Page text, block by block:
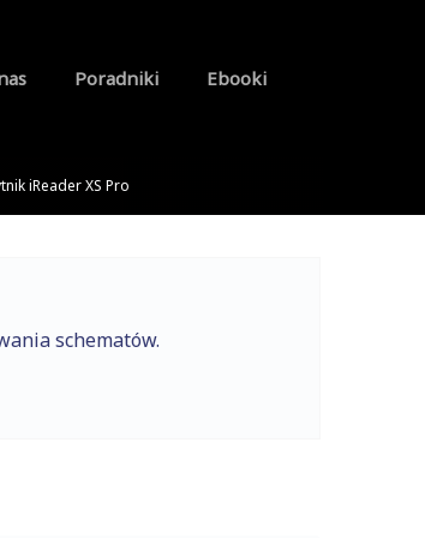
Poradniki Ebooki
iReader XS Pro
schematów.